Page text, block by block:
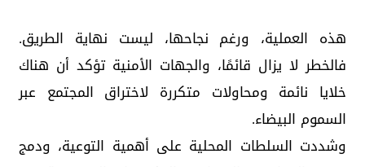
هذه العملية، ورغم نجاحها، ليست نهاية الطريق.
فالخطر لا يزال قائمًا، والجهات الأمنية تؤكد أن هناك
خلايا نائمة ومحاولات متكررة لاختراق المجتمع عبر
السموم البيضاء.
وشددت السلطات المحلية على أهمية التوعية، ودمج